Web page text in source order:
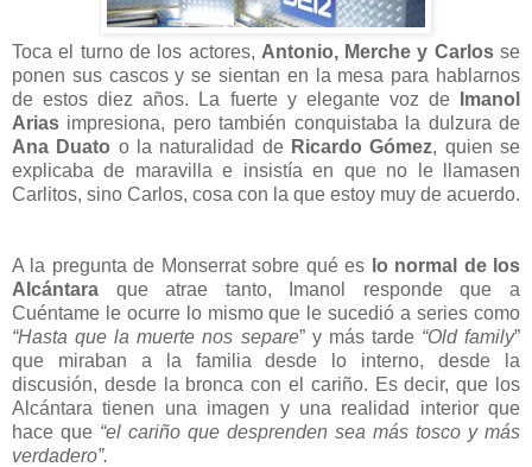
Toca el turno de los actores, Antonio, Merche y Carlosse
ponen sus cascos y se sientan en la mesa para hablarnos
de estos diez años. La fuerte y elegante voz de
Imanol
Arias impresiona, pero también conquistaba la dulzura de
Ana Duato o la naturalidad de Ricardo Gómez, quien se
explicaba de maravilla e insistía en que no le llamasen
Carlitos, sino Carlos, cosa con la que estoy muy de acuerdo.
A la pregunta de Monserrat sobre qué es lo normal de los
Alcántara que atrae tanto, Imanol responde que a
Cuéntame le ocurre lo mismo que le sucedió a series como
“Hasta que la muerte nos separe” y más tarde “Old family”
que miraban a la familia desde lo interno, desde la
discusión, desde la bronca con el cariño. Es decir, que los
Alcántara tienen una imagen y una realidad interior que
hace que “el cariño que desprenden sea más tosco y más
verdadero”.